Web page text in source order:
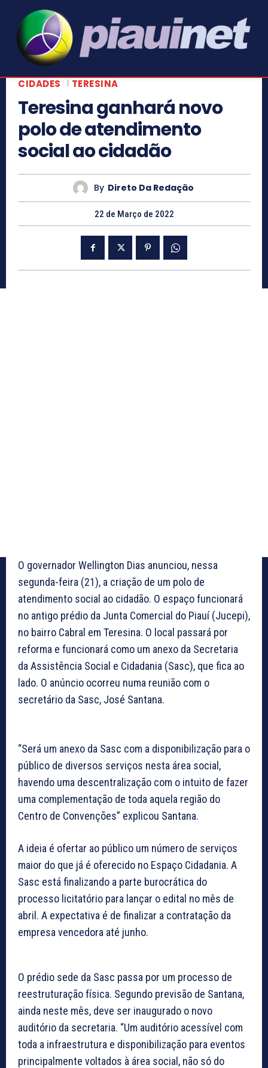
CIDADES TERESINA
Teresina ganhará novo
polo de atendimento
social ao cidadão
By Direto Da Redação
22 de Março de 2022
O governador Wellington Dias anunciou, nessa
segunda-feira (21), a criação de um polo de
atendimento social ao cidadão. O espaço funcionará
no antigo prédio da Junta Comercial do Piauí (Jucepi),
no bairro Cabral em Teresina. O local passará por
reforma e funcionará como um anexo da Secretaria
da Assistência Social e Cidadania (Sasc), que fica ao
lado. O anúncio ocorreu numa reunião com o
secretário da Sasc, José Santana.
“Será um anexo da Sasc com a disponibilização para o
público de diversos serviços nesta área social,
havendo uma descentralização com o intuito de fazer
uma complementação de toda aquela região do
Centro de Convenções” explicou Santana.
A ideia é ofertar ao público um número de serviços
maior do que já é oferecido no Espaço Cidadania. A
Sasc está finalizando a parte burocrática do
processo licitatório para lançar o edital no mês de
abril. A expectativa é de finalizar a contratação da
empresa vencedora até junho.
O prédio sede da Sasc passa por um processo de
reestruturação física. Segundo previsão de Santana,
ainda neste mês, deve ser inaugurado o novo
auditório da secretaria. “Um auditório acessível com
toda a infraestrutura e disponibilização para eventos
principalmente voltados à área social, não só do